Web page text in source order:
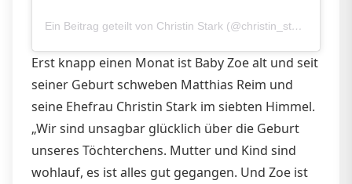
Ein Beitrag geteilt von Christin Stark (@christin_stark)
Erst knapp einen Monat ist Baby Zoe alt und seit
seiner Geburt schweben Matthias Reim und
seine Ehefrau Christin Stark im siebten Himmel.
„Wir sind unsagbar glücklich über die Geburt
unseres Töchterchens. Mutter und Kind sind
wohlauf, es ist alles gut gegangen. Und Zoe ist